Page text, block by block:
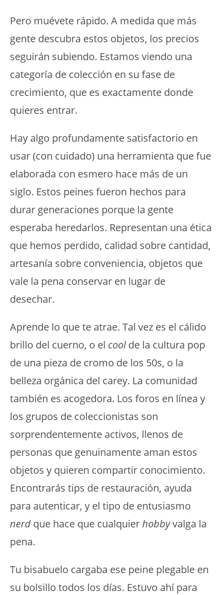
Pero muévete rápido. A medida que más
gente descubra estos objetos, los precios
seguirán subiendo. Estamos viendo una
categoría de colección en su fase de
crecimiento, que es exactamente donde
quieres entrar.
Hay algo profundamente satisfactorio en
usar (con cuidado) una herramienta que fue
elaborada con esmero hace más de un
siglo. Estos peines fueron hechos para
durar generaciones porque la gente
esperaba heredarlos. Representan una ética
que hemos perdido, calidad sobre cantidad,
artesanía sobre conveniencia, objetos que
vale la pena conservar en lugar de
desechar.
Aprende lo que te atrae. Tal vez es el cálido
brillo del cuerno, o el coolde la cultura pop
de una pieza de cromo de los 50s, o la
belleza orgánica del carey. La comunidad
también es acogedora. Los foros en línea y
los grupos de coleccionistas son
sorprendentemente activos, llenos de
personas que genuinamente aman estos
objetos y quieren compartir conocimiento.
Encontrarás tips de restauración, ayuda
para autenticar, y el tipo de entusiasmo
nerd que hace que cualquierhobbyvalga la
pena.
Tu bisabuelo cargaba ese peine plegable en
su bolsillo todos los días. Estuvo ahí para